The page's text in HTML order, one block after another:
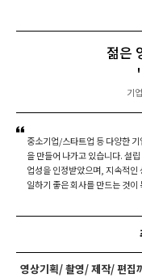
젊은
기
중소기업/스타트업 등 다양한
을 만들어 나가고 있습니다. 설
업성을 인정받았으며, 지속적인
일하기 좋은 회사를 만드는 것이
영상기획/ 촬영/ 제작/ 편집